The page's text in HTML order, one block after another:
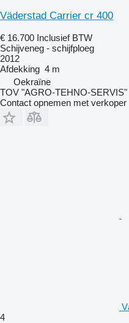
Väderstad Carrier cr 400
€ 16.700 Inclusief BTW
Schijveneg - schijfploeg
2012
Afdekking 4 m
Oekraïne
TOV "AGRO-TEHNO-SERVIS"
Contact opnemen met verkoper
4